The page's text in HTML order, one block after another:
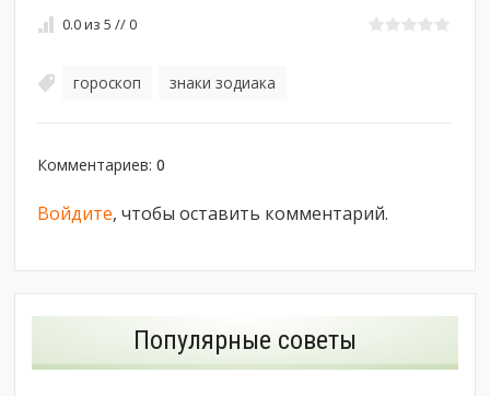
0.0из5 // 0
гороскоп знаки зодиака
Комментариев:0
Войдите, чтобы оставить комментарий.
Популярные советы